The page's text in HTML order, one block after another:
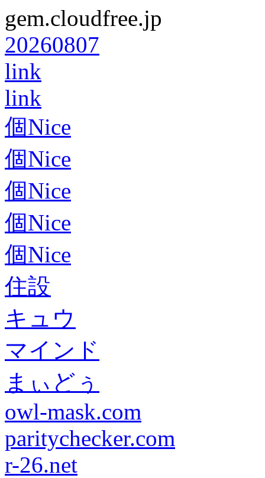
gem.cloudfree.jp
20260807
link
link
個Nice
個Nice
個Nice
個Nice
個Nice
住設
キュウ
マインド
まぃどぅ
owl-mask.com
paritychecker.com
r-26.net